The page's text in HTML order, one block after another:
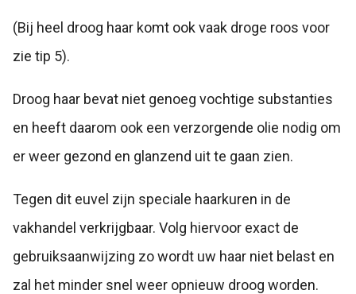
(Bij heel droog haar komt ook vaak droge roos voor
zie tip 5).
Droog haar bevat niet genoeg vochtige substanties
en heeft daarom ook een verzorgende olie nodig om
er weer gezond en glanzend uit te gaan zien.
Tegen dit euvel zijn speciale haarkuren in de
vakhandel verkrijgbaar. Volg hiervoor exact de
gebruiksaanwijzing zo wordt uw haar niet belast en
zal het minder snel weer opnieuw droog worden.